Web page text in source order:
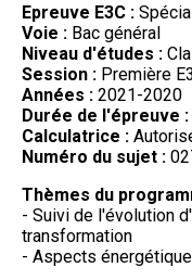
Epreuve E3C :
Voie : Bac général
Niveau d'études :
Session : Première
Années : 2021-2020
Durée de l'épreuve :
Calculatrice :
Numéro du sujet :
Thèmes du
- Suivi de l'évolution
transformation
- Aspects